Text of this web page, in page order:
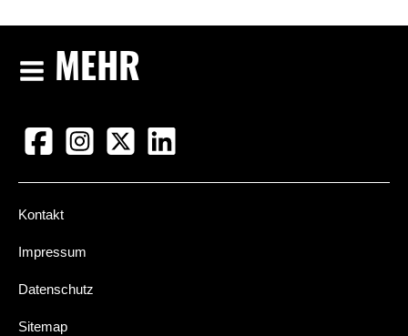
MEHR
Kontakt
Impressum
Datenschutz
Sitemap